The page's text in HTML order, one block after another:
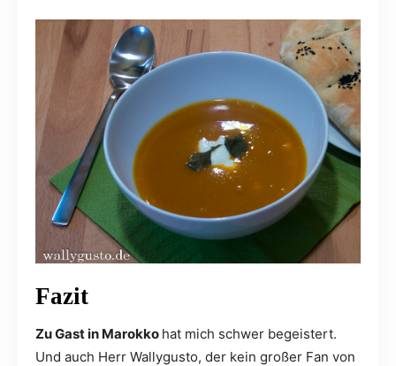
Fazit
Zu Gast in Marokko hat mich schwer begeistert.
Und auch Herr Wallygusto, der kein großer Fan von